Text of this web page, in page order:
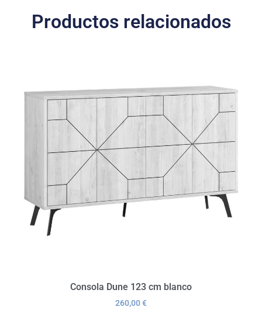
Productos relacionados
Consola Dune 123 cm blanco
260,00€